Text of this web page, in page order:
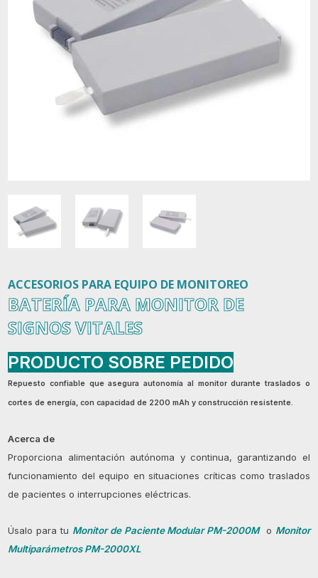
ACCESORIOS PARA EQUIPO DE MONITOREO
BATERÍA PARA MONITOR DE
SIGNOS VITALES
PRODUCTO SOBRE PEDIDO
Repuesto confiable que asegura autonomía al monitor durante traslados o
cortes de energía, con capacidad de 2200 mAh y construcción resistente.
Acerca de
Proporciona alimentación autónoma y continua, garantizando el
funcionamiento del equipo en situaciones críticas como traslados
de pacientes o interrupciones eléctricas.
Úsalo para tu Monitor de Paciente Modular PM-2000Mo Monitor
Multiparámetros PM-2000XL